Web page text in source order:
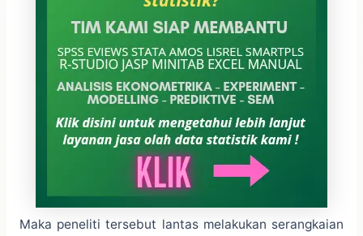
Maka peneliti tersebut lantas melakukan serangkaian